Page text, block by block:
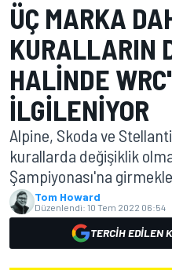
ÜÇ MARKA
KURALLARIN
HALINDE
ILGILENIYOR
Alpine, Skoda ve
kurallarda değişiklik
Şampiyonası'na
Tom Howard
Düzenlendi: 10 Tem 2022 06:54
TERCIH EDILEN